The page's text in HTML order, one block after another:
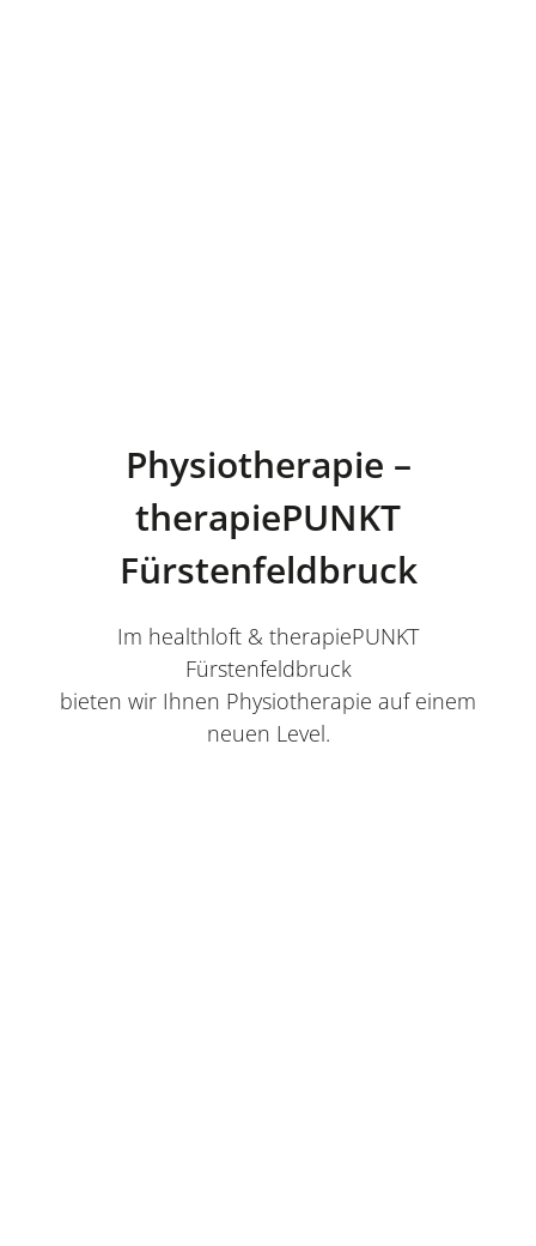
Physiotherapie –
therapiePUNKT
Fürstenfeldbruck
Im healthloft & therapiePUNKT
Fürstenfeldbruck
bieten wir Ihnen Physiotherapie auf einem
neuen Level.